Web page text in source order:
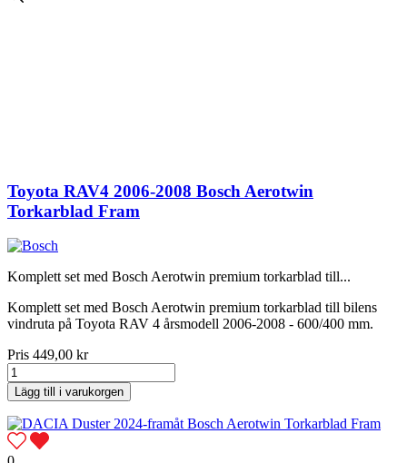
Toyota RAV4 2006-2008 Bosch Aerotwin
Torkarblad Fram
Komplett set med Bosch Aerotwin premium torkarblad till...
Komplett set med Bosch Aerotwin premium torkarblad till bilens
vindruta på Toyota RAV 4 årsmodell 2006-2008 - 600/400 mm.
Pris 449,00 kr
Lägg till i varukorgen